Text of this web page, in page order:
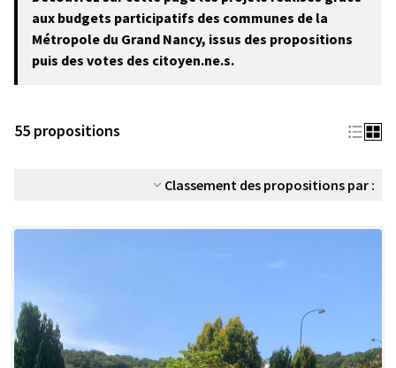
aux budgets participatifs des communes de la
Métropole du Grand Nancy, issus des propositions
puis des votes des citoyen.ne.s.
55 propositions
Classement des propositions par :